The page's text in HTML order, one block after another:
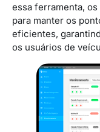
essa ferramenta,
para manter os
eficientes,
os usuários de